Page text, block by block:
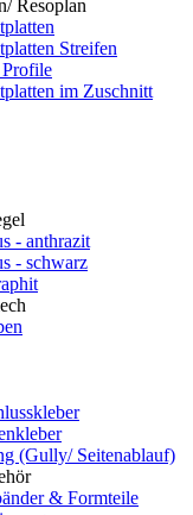
Resoplan
Streifen
Profile
im Zuschnitt
- anthrazit
- schwarz
(Gully/ Seitenablauf)
& Formteile